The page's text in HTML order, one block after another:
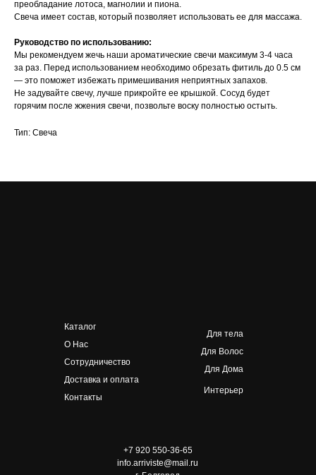
преобладание лотоса, магнолии и пиона.
Свеча имеет состав, который позволяет использовать ее для массажа.
Руководство по использованию:
Мы рекомендуем жечь наши ароматические свечи максимум 3-4 часа
за раз. Перед использованием необходимо обрезать фитиль до 0.5 см
— это поможет избежать примешивания неприятных запахов.
Не задувайте свечу, лучше прикройте ее крышкой. Сосуд будет
горячим после жжения свечи, позвольте воску полностью остыть.
Тип: Свеча
+7 920 550-36-65
info.arriviste@mail.ru
Для тела
Для Волос
Для Дома
Интерьер
Каталог
О Нас
Сотрудничество
Доставка и оплата
Контакты